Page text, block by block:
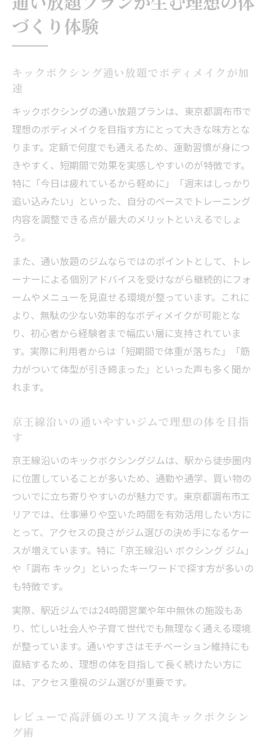
づくり体験
キックボクシング通い放題でボディメイクが加
速
キックボクシングの通い放題プランは、東京都調布市で
理想のボディメイクを目指す方にとって大きな味方とな
ります。定額で何度でも通えるため、運動習慣が身につ
きやすく、短期間で効果を実感しやすいのが特徴です。
特に「今日は疲れているから軽めに」「週末はしっかり
追い込みたい」といった、自分のペースでトレーニング
内容を調整できる点が最大のメリットといえるでしょ
う。
また、通い放題のジムならではのポイントとして、トレ
ーナーによる個別アドバイスを受けながら継続的にフォ
ームやメニューを見直せる環境が整っています。これに
より、無駄の少ない効率的なボディメイクが可能とな
り、初心者から経験者まで幅広い層に支持されていま
す。実際に利用者からは「短期間で体重が落ちた」「筋
力がついて体型が引き締まった」といった声も多く聞か
れます。
京王線沿いの通いやすいジムで理想の体を目指
す
京王線沿いのキックボクシングジムは、駅から徒歩圏内
に位置していることが多いため、通勤や通学、買い物の
ついでに立ち寄りやすいのが魅力です。東京都調布市エ
リアでは、仕事帰りや空いた時間を有効活用したい方に
とって、アクセスの良さがジム選びの決め手になるケー
スが増えています。特に「京王線沿い ボクシング ジム」
や「調布 キック」といったキーワードで探す方が多いの
も特徴です。
実際、駅近ジムでは24時間営業や年中無休の施設もあ
り、忙しい社会人や子育て世代でも無理なく通える環境
が整っています。通いやすさはモチベーション維持にも
直結するため、理想の体を目指して長く続けたい方に
は、アクセス重視のジム選びが重要です。
レビューで高評価のエリアス流キックボクシン
グ術